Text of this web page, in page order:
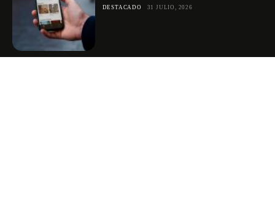
DESTACADO 31 JULIO, 2026